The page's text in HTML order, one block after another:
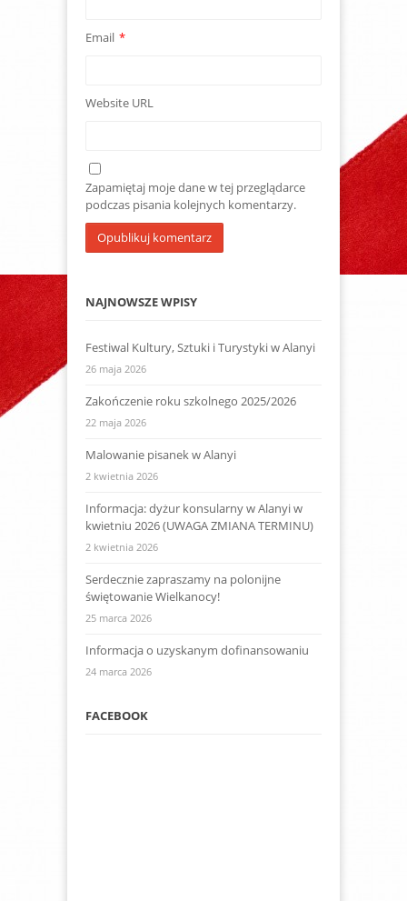
Email *
Website URL
Zapamiętaj moje dane w tej przeglądarce
podczas pisania kolejnych komentarzy.
NAJNOWSZE WPISY
Festiwal Kultury, Sztuki i Turystyki w Alanyi
26 maja 2026
Zakończenie roku szkolnego 2025/2026
22 maja 2026
Malowanie pisanek w Alanyi
2 kwietnia 2026
Informacja: dyżur konsularny w Alanyi w
kwietniu 2026 (UWAGA ZMIANA TERMINU)
2 kwietnia 2026
Serdecznie zapraszamy na polonijne
świętowanie Wielkanocy!
25 marca 2026
Informacja o uzyskanym dofinansowaniu
24 marca 2026
FACEBOOK